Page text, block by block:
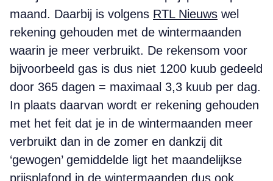
maand. Daarbij is volgens RTL Nieuws wel
rekening gehouden met de wintermaanden
waarin je meer verbruikt. De rekensom voor
bijvoorbeeld gas is dus niet 1200 kuub gedeeld
door 365 dagen = maximaal 3,3 kuub per dag.
In plaats daarvan wordt er rekening gehouden
met het feit dat je in de wintermaanden meer
verbruikt dan in de zomer en dankzij dit
‘gewogen’ gemiddelde ligt het maandelijkse
prijsplafond in de wintermaanden dus ook